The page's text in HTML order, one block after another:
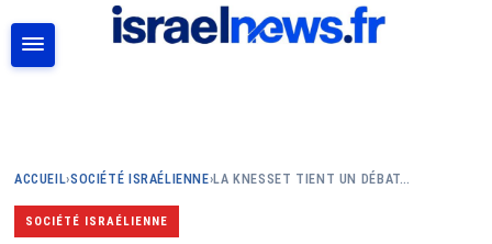
ACCUEIL›SOCIÉTÉ ISRAÉLIENNE›LA KNESSET TIENT UN DÉBAT…
SOCIÉTÉ ISRAÉLIENNE